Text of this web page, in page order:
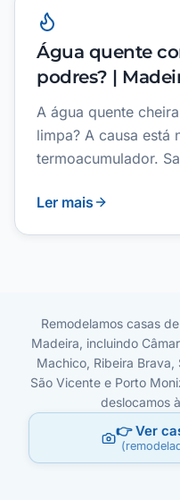
Água quente
podres? |
A água quente
limpa? A causa está
termoacumulador.
Ler mais
Remodelamos casas
Madeira, incluindo
Machico, Ribeira Brava,
São Vicente e Porto
deslocamos
👉 Ver